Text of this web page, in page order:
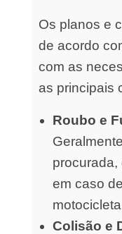
Os planos e
de acordo
com as
as principais
Roubo e
em caso
Colisão e